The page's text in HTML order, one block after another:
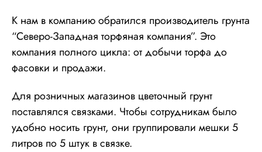
К нам в компанию обратился производитель грунта
“Северо-Западная торфяная компания”. Это
компания полного цикла: от добычи торфа до
фасовки и продажи.
Для розничных магазинов цветочный грунт
поставлялся связками. Чтобы сотрудникам было
удобно носить грунт, они группировали мешки 5
литров по 5 штук в связке.